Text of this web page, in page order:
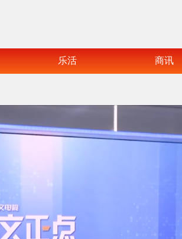
乐活 商讯